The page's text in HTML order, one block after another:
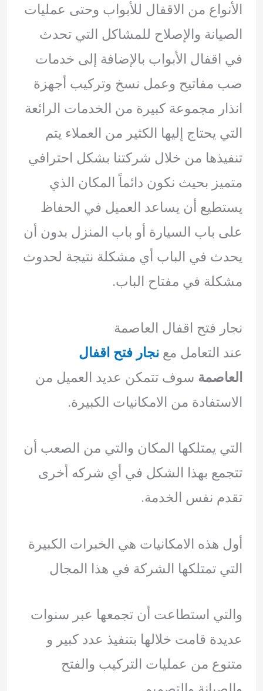
الأنواع من الاقفال للأبواب وحتى عمليات
الصيانة والإصلاح للمشاكل التي تحدث
في اقفال الأبواب بالإضافة إلى خدمات
صب مفاتيح وعمل نسخ وتركيب أجهزة
انذار مجموعة كبيرة من الخدمات الرائعة
التي يحتاج إليها الكثير من العملاء يتم
تنفيذها من خلال شركتنا بشكل احترافي
متميز بحيث نكون دائماً المكان الذي
يستطيع أن يساعد العميل في الحفاظ
على باب السيارة أو باب المنزل بدون أن
يحدث في الباب أي مشكلة نتيجة لحدوث
مشكلة في مفتاح الباب.
نجار فتح اقفال العاصمة
عند التعامل مع نجار فتح اقفال
العاصمة سوف تتمكن عديد العميل من
الاستفادة من الامكانيات الكبيرة.
التي يمتلكها المكان والتي من الصعب أن
تتجمع بهذا الشكل في أي شركه أخرى
تقدم نفس الخدمة.
أول هذه الامكانيات هي الخبرات الكبيرة
التي تمتلكها الشركة في هذا المجال
والتي استطاعت أن تجمعها عبر سنوات
عديدة قامت خلالها بتنفيذ عدد كبير و
متنوع من عمليات التركيب والفتح